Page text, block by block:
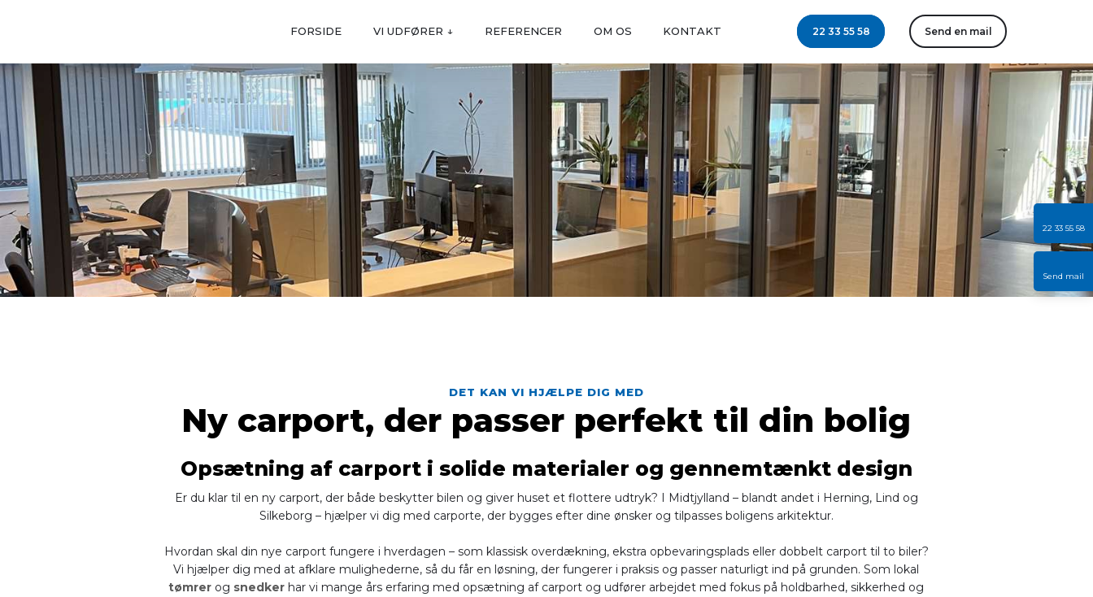
FORSIDE VI UDFØRER ↓ REFERENCER OM OS KONTAKT ​22 33 55 58 ​Send en mail
22 33 55 58
Send mail​
DET KAN VI HJÆLPE DIG MED
Ny carport, der passer perfekt til din bolig
Opsætning af carport i solide materialer og gennemtænkt design
Er du klar til en ny carport, der både beskytter bilen og giver huset et flottere udtryk? I Midtjylland – blandt andet i Herning, Lind og
Silkeborg – hjælper vi dig med carporte, der bygges efter dine ønsker og tilpasses boligens arkitektur.
Hvordan skal din nye carport fungere i hverdagen – som klassisk overdækning, ekstra opbevaringsplads eller dobbelt carport til to biler?
Vi hjælper dig med at afklare mulighederne, så du får en løsning, der fungerer i praksis og passer naturligt ind på grunden. Som lokal
tømrer og snedker har vi mange års erfaring med opsætning af carport og udfører arbejdet med fokus på holdbarhed, sikkerhed og